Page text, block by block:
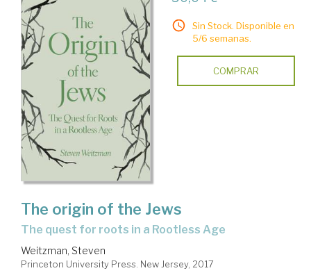
Sin Stock. Disponible en
5/6 semanas.
COMPRAR
The origin of the Jews
the quest for roots in a Rootless Age
Weitzman, Steven
Princeton University Press. New Jersey, 2017